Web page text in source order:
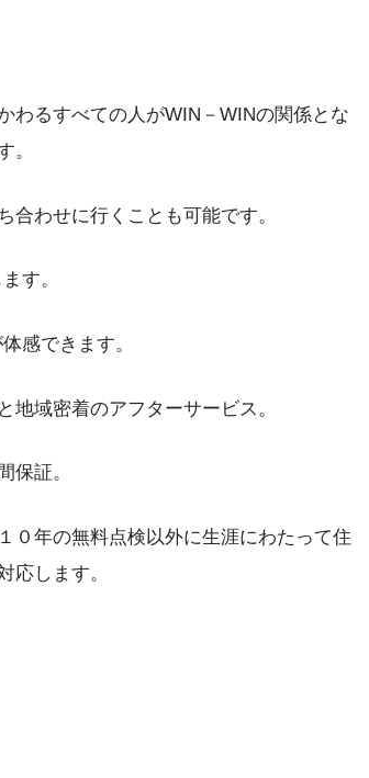
わるすべての人がWIN－WINの関係とな
。
わせに行くことも可能です。
す。
感できます。
域密着のアフターサービス。
保証。
０年の無料点検以外に生涯にわたって住
応します。